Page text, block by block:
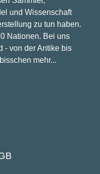
und Wissenschaft
zu tun haben.
Nationen. Bei uns
- von der Antike bis
mehr...